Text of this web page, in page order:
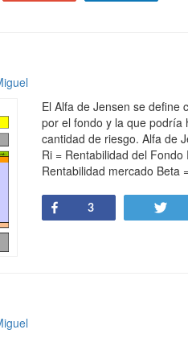
El Alfa de Jensen se define
por el fondo y la que podría
cantidad de riesgo. Alfa de
Ri = Rentabilidad del
Rentabilidad mercado
Share
3